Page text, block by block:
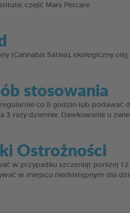
część Mars Petcare
(Cannabis Sativa), ekologiczny olej
stosowania
co 8 godzin lub podawać
3 razy dziennie. Dawkowanie u
Ostrożności
w przypadku szczeniąt poniżej
w miejscu niedostępnym dla